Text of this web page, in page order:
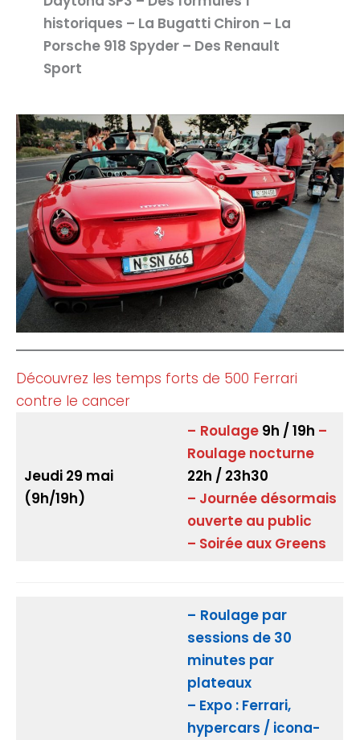
historiques – La Bugatti Chiron – La
Porsche 918 Spyder – Des Renault
Sport
Découvrez les temps forts de 500 Ferrari
contre le cancer
Jeudi 29 mai
(9h/19h)
– Roulage 9h / 19h –
Roulage nocturne
22h / 23h30
– Journée désormais
ouverte au public
– Soirée aux Greens
– Roulage par
sessions de 30
minutes par
plateaux
– Expo : Ferrari,
hypercars / icona-